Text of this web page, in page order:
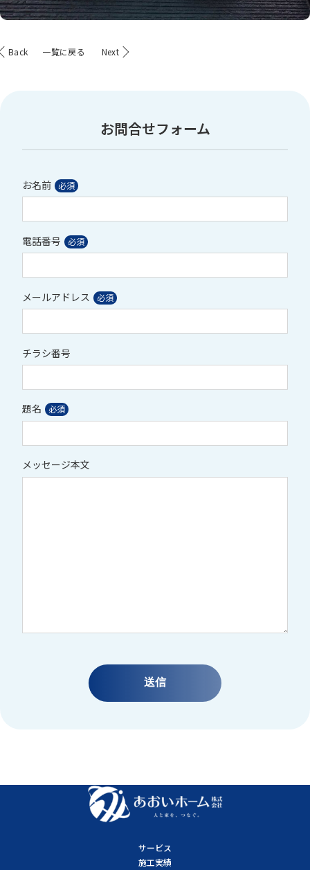
Back 一覧に戻る Next
お問合せフォーム
お名前
電話番号
メールアドレス
チラシ番号
題名
メッセージ本文
サービス
施工実績